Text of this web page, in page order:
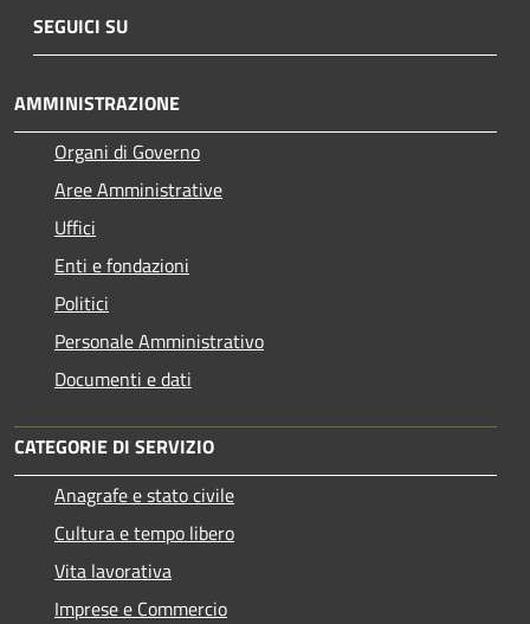
SEGUICI SU
AMMINISTRAZIONE
Organi di Governo
Aree Amministrative
Uffici
Enti e fondazioni
Politici
Personale Amministrativo
Documenti e dati
CATEGORIE DI SERVIZIO
Anagrafe e stato civile
Cultura e tempo libero
Vita lavorativa
Imprese e Commercio